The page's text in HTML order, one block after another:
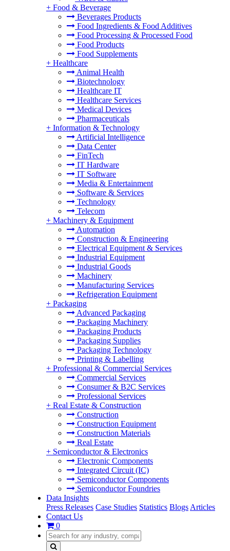
+ Food & Beverage
Beverages Products
Food Ingredients & Food Additives
Food Processing & Processed Food
Food Products
Food Supplements
+ Healthcare
Animal Health
Biotechnology
Healthcare IT
Healthcare Services
Medical Devices
Pharmaceuticals
+ Information & Technology
Artificial Intelligence
Data Center
FinTech
IT Hardware
IT Software
Media & Entertainment
Software & Services
Technology
Telecom
+ Machinery & Equipment
Automation
Construction & Engineering
Electrical Equipment & Services
Industrial Equipment
Industrial Goods
Machinery
Manufacturing Services
Refrigeration Equipment
+ Packaging
Advanced Packaging
Packaging Machinery
Packaging Products
Packaging Supplies
Packaging Technology
Printing & Labelling
+ Professional & Commercial Services
Commercial Services
Consumer & B2C Services
Professional Services
+ Real Estate & Construction
Construction
Construction Equipment
Construction Materials
Real Estate
+ Semiconductor & Electronics
Electronic Components
Integrated Circuit (IC)
Semiconductor Components
Semiconductor Foundries
Data Insights
Press Releases Case Studies Statistics Blogs Articles
Contact Us
0